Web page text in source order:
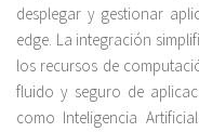
desplegar y gestionar
edge. La integración
los recursos de
fluido y seguro de
como Inteligencia